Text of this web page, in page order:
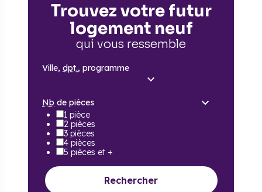
Trouvez votre futur
logement neuf
qui vous ressemble
Ville, dpt., programme
Nb de pièces
1 pièce
2 pièces
3 pièces
4 pièces
5 pièces et +
Rechercher